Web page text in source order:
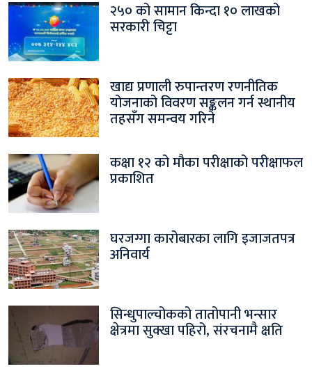
२५० को सामान किन्दा १० लाखको
सरकारी चिट्टा
खाद्य प्रणाली रुपान्तरण रणनीतिक
योजनाको विवरण सङ्कलन गर्न स्थानीय
तहसँग समन्वय गरिने
कक्षा १२ को मौका परीक्षाको परीक्षाफल
प्रकाशित
घरजग्गा कारोबारका लागि इजाजतपत्र
अनिवार्य
सिन्धुपाल्चोकको तातोपानी भन्सार
क्षेत्रमा सुक्खा पहिरो, संरचनामै क्षति